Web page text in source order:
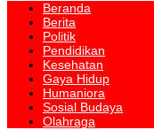
Beranda
Berita
Politik
Pendidikan
Kesehatan
Gaya Hidup
Humaniora
Sosial Budaya
Olahraga